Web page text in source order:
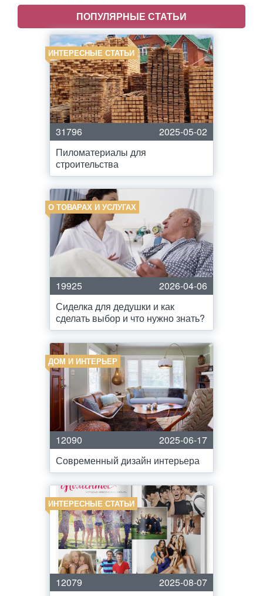
ПОПУЛЯРНЫЕ СТАТЬИ
ИНТЕРЕСНЫЕ СТАТЬИ
31796
2025-05-02
Пиломатериалы для
строительства
О ТОВАРАХ И УСЛУГАХ
19925
2026-04-06
Сиделка для дедушки и как
сделать выбор и что нужно знать?
ДОМ И ИНТЕРЬЕР
12090
2025-06-17
Современный дизайн интерьера
ИНТЕРЕСНЫЕ СТАТЬИ
12079 2025-08-07